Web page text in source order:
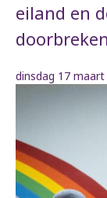
eiland en
dinsdag 17 maart